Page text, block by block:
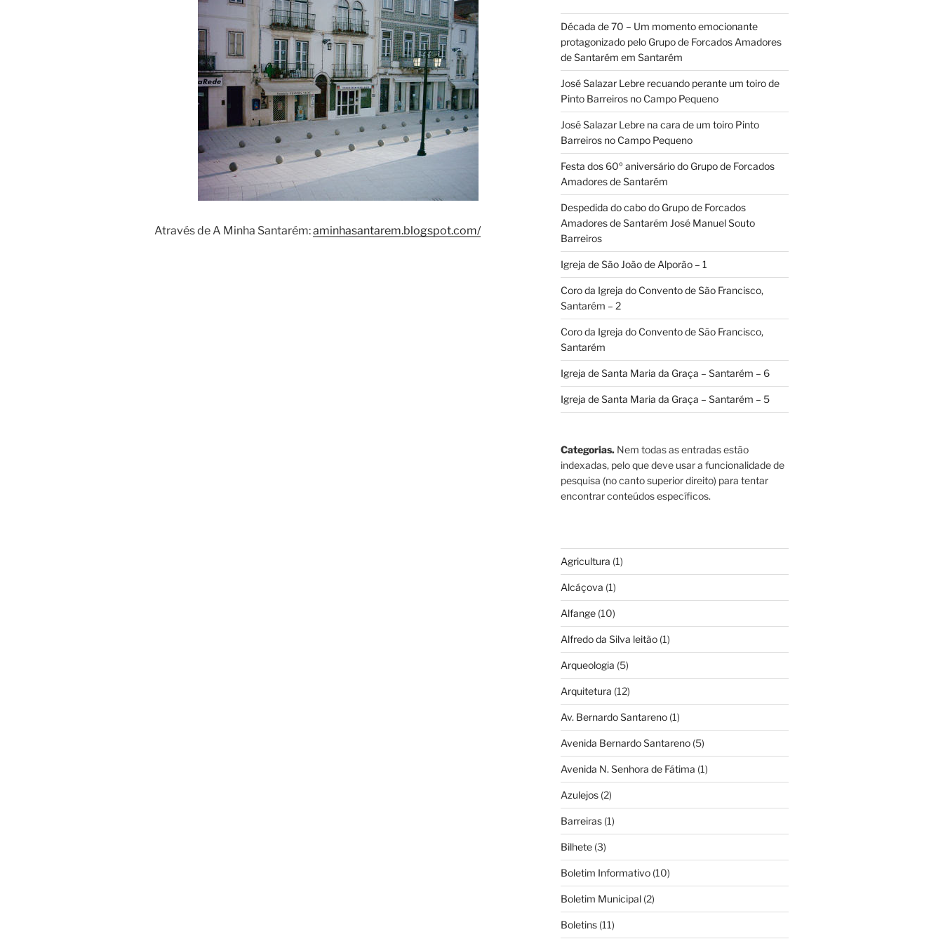
Através de A Minha Santarém:aminhasantarem.blogspot.com/
Década de 70 – Um momento emocionante
protagonizado pelo Grupo de Forcados Amadores
de Santarém em Santarém
José Salazar Lebre recuando perante um toiro de
Pinto Barreiros no Campo Pequeno
José Salazar Lebre na cara de um toiro Pinto
Barreiros no Campo Pequeno
Festa dos 60º aniversário do Grupo de Forcados
Amadores de Santarém
Despedida do cabo do Grupo de Forcados
Amadores de Santarém José Manuel Souto
Barreiros
Igreja de São João de Alporão – 1
Coro da Igreja do Convento de São Francisco,
Santarém – 2
Coro da Igreja do Convento de São Francisco,
Santarém
Igreja de Santa Maria da Graça – Santarém – 6
Igreja de Santa Maria da Graça – Santarém – 5
Categorias.Nem todas as entradas estão
indexadas, pelo que deve usar a funcionalidade de
pesquisa (no canto superior direito) para tentar
encontrar conteúdos específicos.
Agricultura (1)
Alcáçova (1)
Alfange(10)
Alfredo da Silva leitão(1)
Arqueologia (5)
Arquitetura (12)
Av. Bernardo Santareno(1)
Avenida Bernardo Santareno(5)
Avenida N. Senhora de Fátima (1)
Azulejos(2)
Barreiras(1)
Bilhete(3)
Boletim Informativo(10)
Boletim Municipal(2)
Boletins(11)